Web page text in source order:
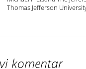
Thomas Jefferson
komentar